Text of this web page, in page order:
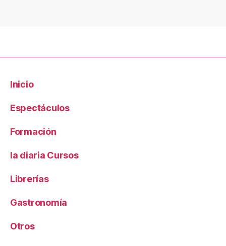
Inicio
Espectáculos
Formación
la diaria Cursos
Librerías
Gastronomía
Otros